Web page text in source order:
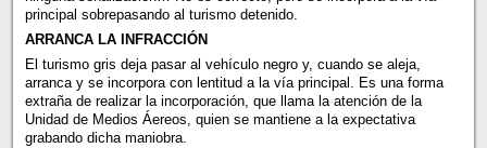
principal sobrepasando al turismo detenido.
ARRANCA LA INFRACCIÓN
El turismo gris deja pasar al vehículo negro y, cuando se aleja,
arranca y se incorpora con lentitud a la vía principal. Es una forma
extraña de realizar la incorporación, que llama la atención de la
Unidad de Medios Áereos, quien se mantiene a la expectativa
grabando dicha maniobra.